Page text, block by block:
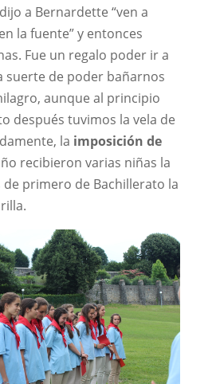
a Bernardette “ven a
la fuente” y entonces
Fue un regalo poder ir a
suerte de poder bañarnos
aunque al principio
después tuvimos la vela de
la imposición de
recibieron varias niñas la
primero de Bachillerato la